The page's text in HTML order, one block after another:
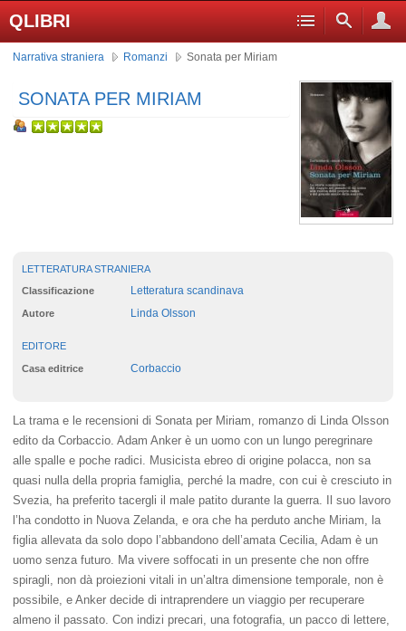
QLIBRI
Narrativa straniera Romanzi Sonata per Miriam
SONATA PER MIRIAM
LETTERATURA STRANIERA
Classificazione Letteratura scandinava
Autore Linda Olsson
EDITORE
Casa editrice Corbaccio
La trama e le recensioni di Sonata per Miriam, romanzo di Linda Olsson
edito da Corbaccio. Adam Anker è un uomo con un lungo peregrinare
alle spalle e poche radici. Musicista ebreo di origine polacca, non sa
quasi nulla della propria famiglia, perché la madre, con cui è cresciuto in
Svezia, ha preferito tacergli il male patito durante la guerra. Il suo lavoro
l’ha condotto in Nuova Zelanda, e ora che ha perduto anche Miriam, la
figlia allevata da solo dopo l’abbandono dell’amata Cecilia, Adam è un
uomo senza futuro. Ma vivere soffocati in un presente che non offre
spiragli, non dà proiezioni vitali in un’altra dimensione temporale, non è
possibile, e Anker decide di intraprendere un viaggio per recuperare
almeno il passato. Con indizi precari, una fotografia, un pacco di lettere,